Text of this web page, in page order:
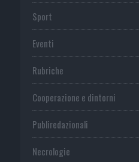
Sport
Eventi
Rubriche
Cooperazione e dintorni
Publiredazionali
Necrologie